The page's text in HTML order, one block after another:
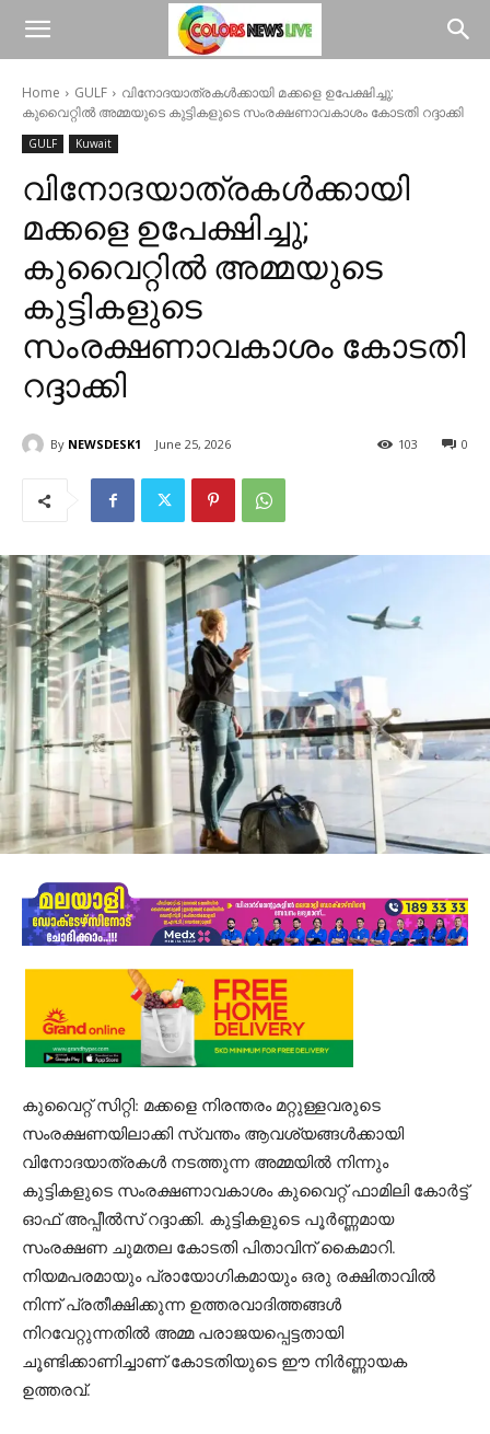
Home GULF
വിനോദയാത്രകൾക്കായി മക്കളെ ഉപേക്ഷിച്ചു;
കുവൈറ്റിൽ അമ്മയുടെ കുട്ടികളുടെ സംരക്ഷണാവകാശം കോടതി റദ്ദാക്കി
GULF Kuwait
വിനോദയാത്രകൾക്കായി
മക്കളെ ഉപേക്ഷിച്ചു;
കുവൈറ്റിൽ അമ്മയുടെ
കുട്ടികളുടെ
സംരക്ഷണാവകാശം കോടതി
റദ്ദാക്കി
By NEWSDESK1 June 25, 2026 0
103
കുവൈറ്റ് സിറ്റി: മക്കളെ നിരന്തരം മറ്റുള്ളവരുടെ
സംരക്ഷണയിലാക്കി സ്വന്തം ആവശ്യങ്ങൾക്കായി
വിനോദയാത്രകൾ നടത്തുന്ന അമ്മയിൽ നിന്നും
കുട്ടികളുടെ സംരക്ഷണാവകാശം കുവൈറ്റ് ഫാമിലി കോർട്ട്
ഓഫ് അപ്പീൽസ് റദ്ദാക്കി. കുട്ടികളുടെ പൂർണ്ണമായ
സംരക്ഷണ ചുമതല കോടതി പിതാവിന് കൈമാറി.
നിയമപരമായും പ്രായോഗികമായും ഒരു രക്ഷിതാവിൽ
നിന്ന് പ്രതീക്ഷിക്കുന്ന ഉത്തരവാദിത്തങ്ങൾ
നിറവേറ്റുന്നതിൽ അമ്മ പരാജയപ്പെട്ടതായി
ചൂണ്ടിക്കാണിച്ചാണ് കോടതിയുടെ ഈ നിർണ്ണായക
ഉത്തരവ്.